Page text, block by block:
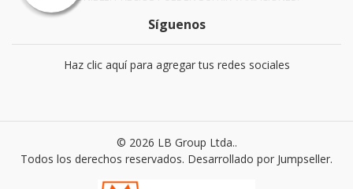
Síguenos
Haz clic aquí para agregar tus redes sociales
© 2026 LB Group Ltda..
Todos los derechos reservados. Desarrollado por Jumpseller.